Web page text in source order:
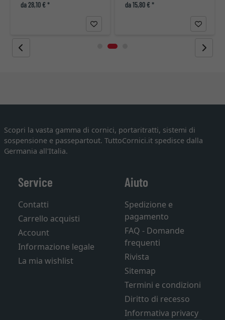
da 28,10 € * da 15,80 € *
Scopri la vasta gamma di cornici, portaritratti, sistemi di
sospensione e passepartout. TuttoCornici.it spedisce dalla
Germania all'Italia.
Service
Contatti
Carrello acquisti
Account
Informazione legale
La mia wishlist
Aiuto
Spedizione e
pagamento
FAQ - Domande
frequenti
Rivista
Sitemap
Termini e condizioni
Diritto di recesso
Informativa privacy